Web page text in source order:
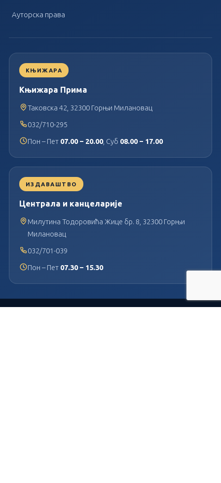
Ауторска права
КЊИЖАРА
Књижара Прима
Таковска 42, 32300 Горњи Милановац
032/710-295
Пон – Пет 07.00 – 20.00, Суб 08.00 – 17.00
ИЗДАВАШТВО
Централа и канцеларије
Милутина Тодоровића Жице бр. 8, 32300 Горњи
Милановац
032/701-039
Пон – Пет 07.30 – 15.30